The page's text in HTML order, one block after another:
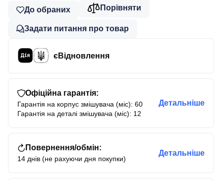
До обраних Порівняти
Задати питання про товар
єВідновлення
Офіційна гарантія:
Гарантія на корпус змішувача (міс): 60
Гарантія на деталі змішувача (міс): 12
Детальніше
Повернення/обмін:
14 днів (не рахуючи дня покупки)
Детальніше